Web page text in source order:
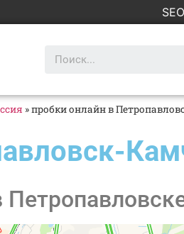
»пробки онлайн в